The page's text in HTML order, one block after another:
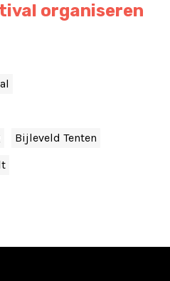
organiseren
Bijleveld Tenten